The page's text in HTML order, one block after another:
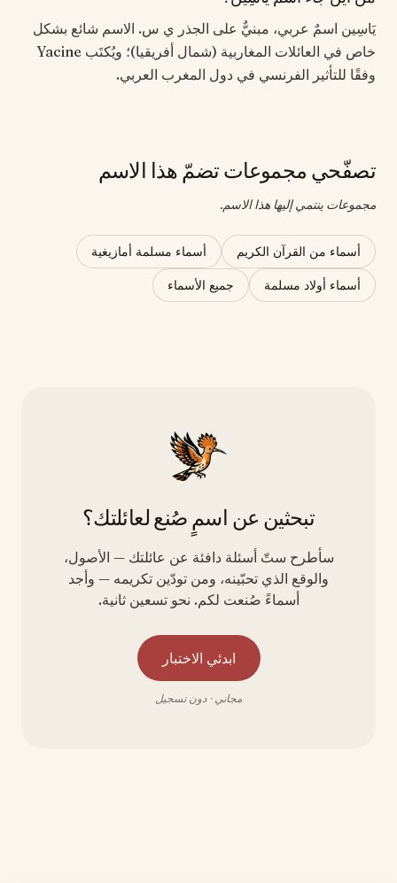
يَاسِين اسمٌ عربي، مبنيٌّ على الجذر ي س. الاسم شائع بشكل
خاص في العائلات المغاربية (شمال أفريقيا)؛ ويُكتَب Yacine
وفقًا للتأثير الفرنسي في دول المغرب العربي.
تصفّحي مجموعات تضمّ هذا الاسم
مجموعات ينتمي إليها هذا الاسم.
أسماء من القرآن الكريم أسماء مسلمة أمازيغية
أسماء أولاد مسلمة جميع الأسماء
تبحثين عن اسمٍ صُنع لعائلتك؟
سأطرح ستّ أسئلة دافئة عن عائلتك — الأصول،
والوقع الذي تحبّينه، ومن تودّين تكريمه — وأجد
أسماءً صُنعت لكم. نحو تسعين ثانية.
ابدئي الاختبار
مجاني · دون تسجيل